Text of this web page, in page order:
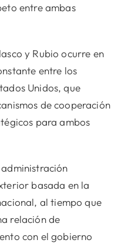
entre ambas
y Rubio ocurre en
entre los
Unidos, que
de cooperación
para ambos
basada en la
al tiempo que
relación de
con el gobierno